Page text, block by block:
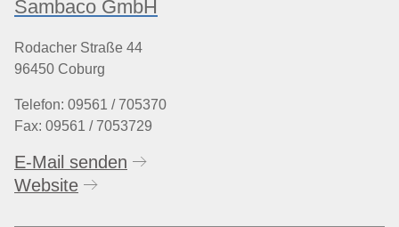
Sambaco GmbH
Rodacher Straße 44
96450 Coburg
Telefon: 09561 / 705370
Fax: 09561 / 7053729
E-Mail senden
Website